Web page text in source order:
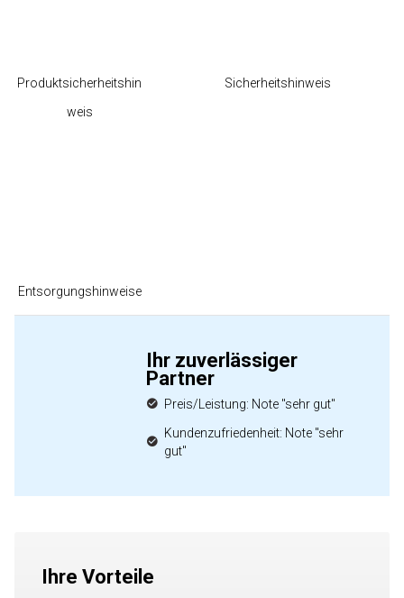
Produktsicherheitshin
weis
Sicherheitshinweis
Entsorgungshinweise
Ihr zuverlässiger
Partner
Preis/Leistung: Note "sehr gut"
Kundenzufriedenheit: Note "sehr
gut"
Ihre Vorteile